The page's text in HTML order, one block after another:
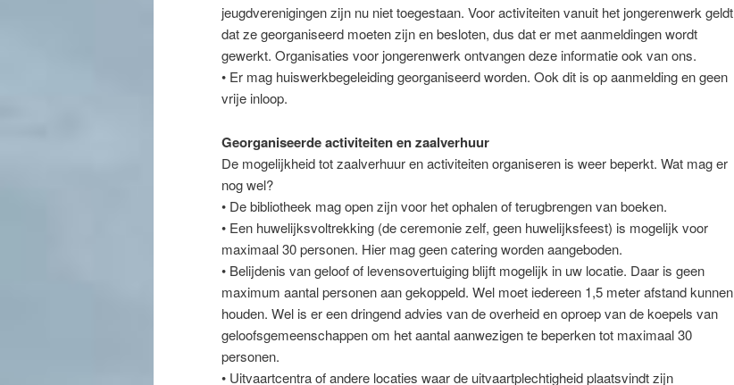
jeugdverenigingen zijn nu niet toegestaan. Voor activiteiten vanuit het jongerenwerk geldt
dat ze georganiseerd moeten zijn en besloten, dus dat er met aanmeldingen wordt
gewerkt. Organisaties voor jongerenwerk ontvangen deze informatie ook van ons.
• Er mag huiswerkbegeleiding georganiseerd worden. Ook dit is op aanmelding en geen
vrije inloop.
Georganiseerde activiteiten en zaalverhuur
De mogelijkheid tot zaalverhuur en activiteiten organiseren is weer beperkt. Wat mag er
nog wel?
• De bibliotheek mag open zijn voor het ophalen of terugbrengen van boeken.
• Een huwelijksvoltrekking (de ceremonie zelf, geen huwelijksfeest) is mogelijk voor
maximaal 30 personen. Hier mag geen catering worden aangeboden.
• Belijdenis van geloof of levensovertuiging blijft mogelijk in uw locatie. Daar is geen
maximum aantal personen aan gekoppeld. Wel moet iedereen 1,5 meter afstand kunnen
houden. Wel is er een dringend advies van de overheid en oproep van de koepels van
geloofsgemeenschappen om het aantal aanwezigen te beperken tot maximaal 30
personen.
• Uitvaartcentra of andere locaties waar de uitvaartplechtigheid plaatsvindt zijn